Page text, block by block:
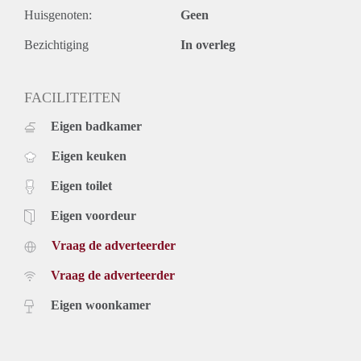
- Deposit 2 months.
- Available from 1st of July 2021.
taxes. Inclusive upholstery and furniture.
Inclusive upholstery, furniture and kitchen equipment.
Huisgenoten: Geen
Bezichtiging In overleg
FACILITEITEN
Eigen badkamer
Eigen keuken
Eigen toilet
Eigen voordeur
Vraag de adverteerder
Vraag de adverteerder
Eigen woonkamer